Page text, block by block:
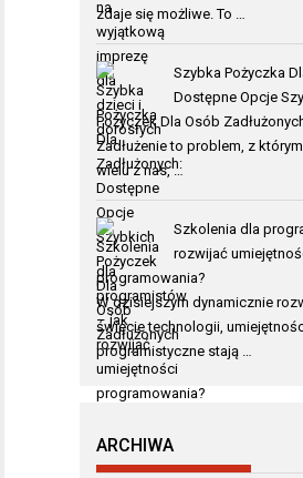
zdaje się możliwe. To …
Szybka Pożyczka
Dostępne Opcje
Pożyczek Dla Osób
Zadłużenie to problem, z
wielu z nas, …
Szkolenia dla
rozwijać
programowania?
W dzisiejszym dynamicznie
świecie technologii,
programistyczne stają …
ARCHIWA